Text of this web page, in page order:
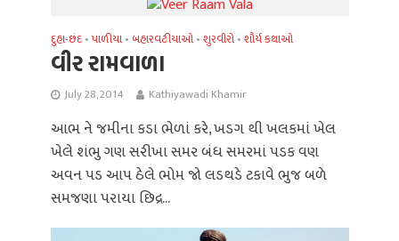
દુહા-છંદ •પાળીયા • બહારવટીયાઓ • શુરવીરો • શૌર્ય કથાઓ
વીર રામવાળા
July 28, 2014 Kathiyawadi Khamir
આભ ને જમીના કડા ભેળાં કરે, ખડગ થી ખલકમાં ખેલ
ખેલે શંભુ ગણ સરીખા સમર બંધ સમરમાં પડક વણ
અવન પડ આપ ઠેલે ભોમ જો લડથડે ટકાવે ભુજ બળે
સમજણા પરાયા છિદ્ર...